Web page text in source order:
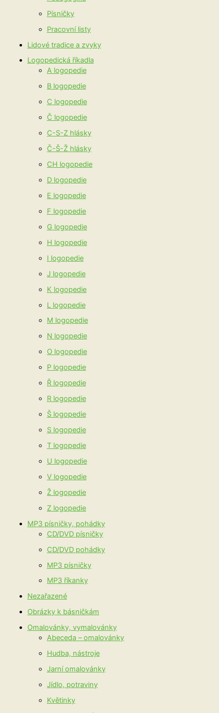
Písničky
Pracovní listy
Lidové tradice a zvyky
Logopedická říkadla
A logopedie
B logopedie
C logopedie
Č logopedie
C-S-Z hlásky
Č-Š-Ž hlásky
CH logopedie
D logopedie
E logopedie
F logopedie
G logopedie
H logopedie
I logopedie
J logopedie
K logopedie
L logopedie
M logopedie
N logopedie
O logopedie
P logopedie
Ř logopedie
R logopedie
Š logopedie
S logopedie
T logopedie
U logopedie
V logopedie
Ž logopedie
Z logopedie
MP3 písničky, pohádky
CD/DVD písničky
CD/DVD pohádky
MP3 písničky
MP3 říkanky
Nezařazené
Obrázky k básničkám
Omalovánky, vymalovánky
Abeceda – omalovánky
Hudba, nástroje
Jarní omalovánky
Jídlo, potraviny
Květinky